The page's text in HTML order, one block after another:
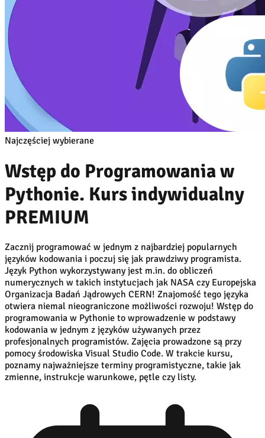
Najczęściej wybierane
Wstęp do Programowania w
Pythonie. Kurs indywidualny
PREMIUM
Zacznij programować w jednym z najbardziej popularnych
języków kodowania i poczuj się jak prawdziwy programista.
Język Python wykorzystywany jest m.in. do obliczeń
numerycznych w takich instytucjach jak NASA czy Europejska
Organizacja Badań Jądrowych CERN! Znajomość tego języka
otwiera niemal nieograniczone możliwości rozwoju! Wstęp do
programowania w Pythonie to wprowadzenie w podstawy
kodowania w jednym z języków używanych przez
profesjonalnych programistów. Zajęcia prowadzone są przy
pomocy środowiska Visual Studio Code. W trakcie kursu,
poznamy najważniejsze terminy programistyczne, takie jak
zmienne, instrukcje warunkowe, pętle czy listy.